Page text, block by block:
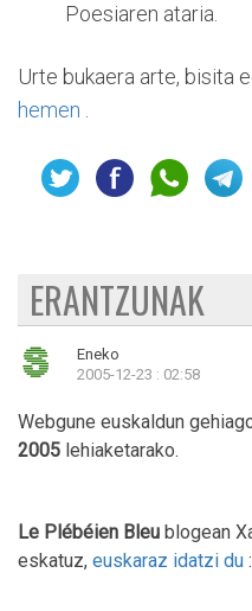
Poesiaren ataria.
Urte bukaera arte, bisita
hemen
ERANTZUNAK
Eneko
2005-12-23 : 02:58
Webgune euskaldun
2005 lehiaketarako.
Le Plébéien Bleu blogean
eskatuz, euskaraz idatzi du :